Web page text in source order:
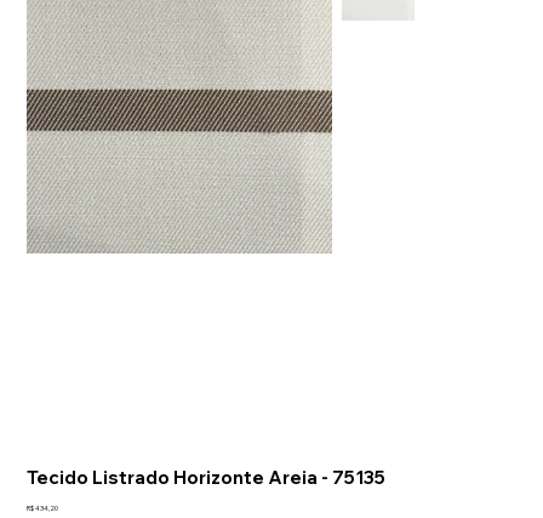
Tecido Listrado Horizonte Areia - 75135
Preço
R$ 434,20
🌟 Welcome to our help center!
Tell us, how can we solve your issue?